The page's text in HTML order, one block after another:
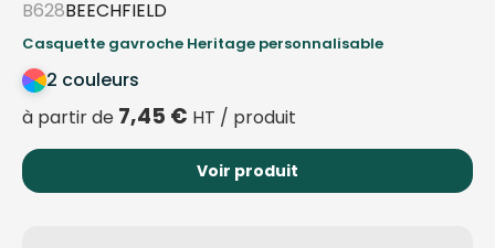
B628BEECHFIELD
Casquette gavroche Heritage personnalisable
2 couleurs
à partir de 7,45 € HT / produit
Voir produit